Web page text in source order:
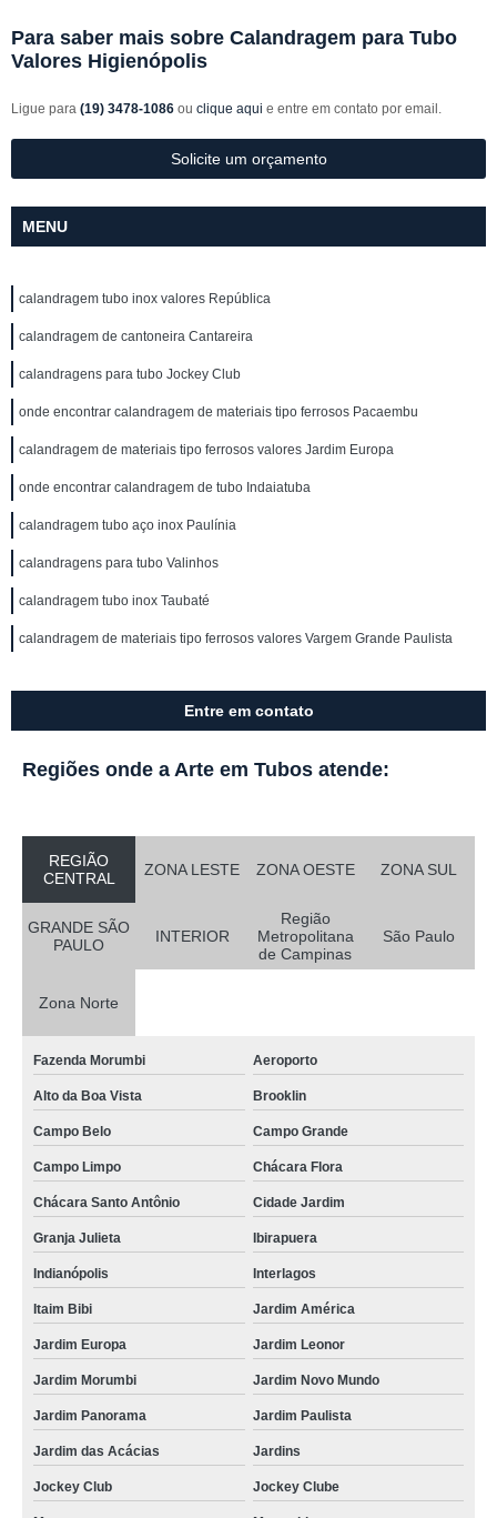
Para saber mais sobre Calandragem para Tubo
Valores Higienópolis
Ligue para (19) 3478-1086 ou clique aqui e entre em contato por email.
Solicite um orçamento
MENU
calandragem tubo inox valores República
calandragem de cantoneira Cantareira
calandragens para tubo Jockey Club
onde encontrar calandragem de materiais tipo ferrosos Pacaembu
calandragem de materiais tipo ferrosos valores Jardim Europa
onde encontrar calandragem de tubo Indaiatuba
calandragem tubo aço inox Paulínia
calandragens para tubo Valinhos
calandragem tubo inox Taubaté
calandragem de materiais tipo ferrosos valores Vargem Grande Paulista
Entre em contato
Regiões onde a Arte em Tubos atende:
REGIÃO
CENTRAL
ZONA LESTE ZONA OESTE ZONA SUL
GRANDE SÃO
PAULO
INTERIOR
Região
Metropolitana
de Campinas
São Paulo
Zona Norte
Fazenda Morumbi Aeroporto
Alto da Boa Vista Brooklin
Campo Belo Campo Grande
Campo Limpo Chácara Flora
Chácara Santo Antônio Cidade Jardim
Granja Julieta Ibirapuera
Indianópolis Interlagos
Itaim Bibi Jardim América
Jardim Europa Jardim Leonor
Jardim Morumbi Jardim Novo Mundo
Jardim Panorama Jardim Paulista
Jardim das Acácias Jardins
Jockey Club Jockey Clube